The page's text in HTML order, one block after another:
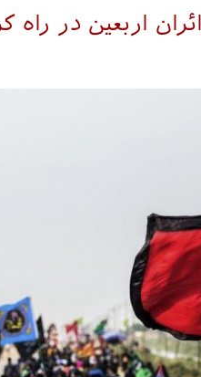
اربعین در راه